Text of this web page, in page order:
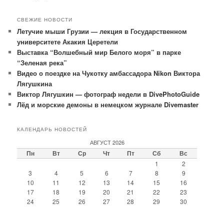
СВЕЖИЕ НОВОСТИ
Летучие мыши Грузии — лекция в Государственном
университете Акакия Церетели
Выставка “Волшебный мир Белого моря” в парке
“Зеленая река”
Видео о поездке на Чукотку амбассадора Nikon Виктора
Лягушкина
Виктор Лягушкин — фотограф недели в DivePhotoGuide
Лёд и морские демоны в немецком журнале Divemaster
КАЛЕНДАРЬ НОВОСТЕЙ
АВГУСТ 2026
Пн Вт Ср Чт Пт Сб Вс
1
2
3
4 5 6 7 8
9
10
11 12 13 14 15
16
17
18 19 20 21 22
23
24
25 26 27 28 29
30